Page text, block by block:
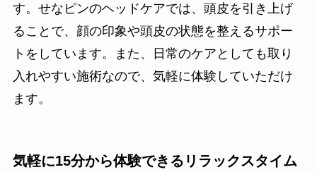
す。せなピンのヘッドケアでは、頭皮を引き上げ
ることで、顔の印象や頭皮の状態を整えるサポー
トをしています。また、日常のケアとしても取り
入れやすい施術なので、気軽に体験していただけ
ます。
気軽に15分から体験できるリラックスタイム